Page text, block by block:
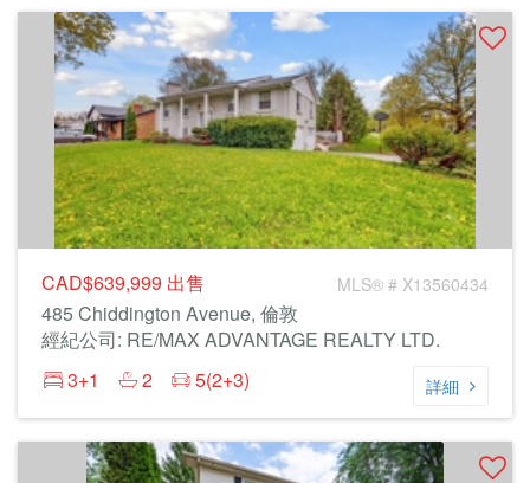
CAD$639,999 出售 MLS® # X13560434
485 Chiddington Avenue, 倫敦
經紀公司: RE/MAX ADVANTAGE REALTY LTD.
3+1
2 5(2+3) 詳細